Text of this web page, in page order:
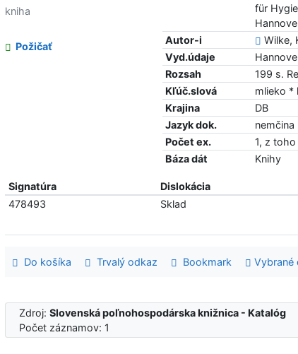
für
Autor-i
Wilke,
Vyd.údaje
Rozsah
199 s.
Kľúč.slová
mlieko *
Krajina
DB
Jazyk dok.
nemčina
Počet ex.
1, z
Báza dát
Knihy
kniha
Požičať
Signatúra Dislokácia
478493
Sklad
Do košíka Trvalý odkaz Bookmark Vybrané
Zdroj:Slovenská poľnohospodárska knižnica - Katalóg
Počet záznamov: 1